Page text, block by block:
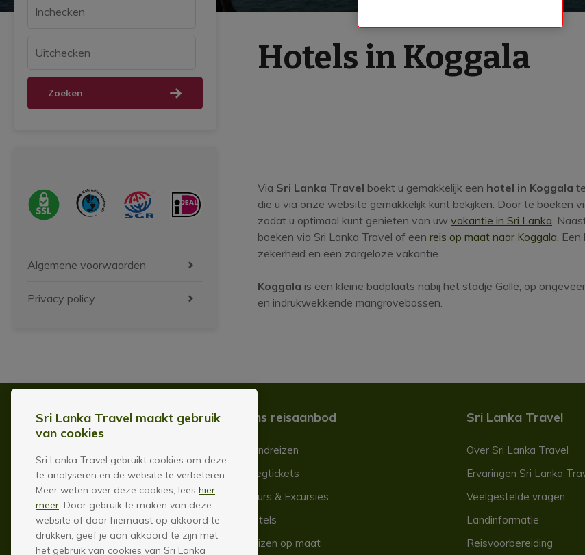
Zoeken
Algemene voorwaarden
Privacy policy
Hotels in Koggala
Via Sri Lanka Travel boekt u gemakkelijk een hotel in Koggala
die u via onze website gemakkelijk kunt bekijken. Door te boeken
zodat u optimaal kunt genieten van uw vakantie in Sri Lanka.
boeken via Sri Lanka Travel of een reis op maat naar Koggala.
zekerheid en een zorgeloze vakantie.
Koggala is een kleine badplaats nabij het stadje Galle, op
en indrukwekkende mangrovebossen.
Bestemmingen
Bali & Indonesië
Thailand
Vietnam
Cambodja
Ons reisaanbod
Rondreizen
Vliegtickets
Tours & Excursies
Hotels
Reizen op maat
Sri Lanka Travel
Over Sri Lanka Travel
Ervaringen Sri Lanka
Veelgestelde vragen
Landinformatie
Reisvoorbereiding
Sri Lanka Travel maakt gebruik
van cookies
Sri Lanka Travel gebruikt cookies om deze
te analyseren en de website te verbeteren.
Meer weten over deze cookies, lees hier
meer. Door gebruik te maken van deze
website of door hiernaast op akkoord te
drukken, geef je aan akkoord te zijn met
het gebruik van cookies van Sri Lanka